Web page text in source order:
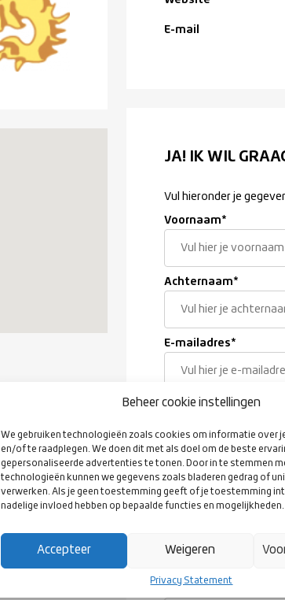
Beheer cookie instellingen
We gebruiken technologieën zoals cookies om informatie over
en/of te raadplegen. We doen dit met als doel om de beste
gepersonaliseerde advertenties te tonen. Door in te stemmen
technologieën kunnen we gegevens zoals bladeren gedrag of
verwerken. Als je geen toestemming geeft of je toestemming
nadelige invloed hebben op bepaalde functies en mogelijkheden.
Accepteer Weigeren
Privacy Statement
E-mail
JA! IK WIL
Vul hieronder je
Voornaam*
Achternaam*
E-mailadres*
Geboortedatum*
Woonplaats*
Welke vereniging